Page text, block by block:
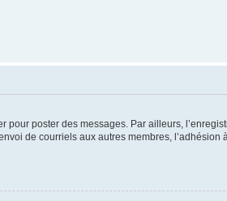
pour poster des messages. Par ailleurs,
de courriels aux autres membres, l’adhésion